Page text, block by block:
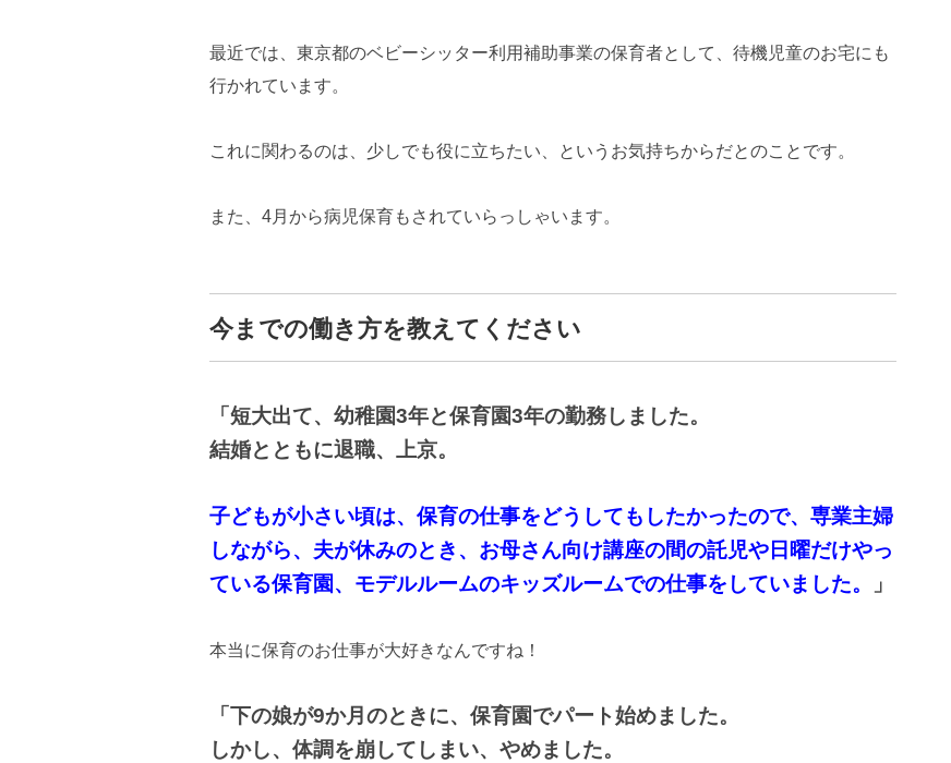
最近では、東京都のベビーシッター利用補助事業の保育者として、待機児童のお宅にも
行かれています。
これに関わるのは、少しでも役に立ちたい、というお気持ちからだとのことです。
また、4月から病児保育もされていらっしゃいます。
今までの働き方を教えてください
「短大出て、幼稚園3年と保育園3年の勤務しました。
結婚とともに退職、上京。
子どもが小さい頃は、保育の仕事をどうしてもしたかったので、専業主婦
しながら、夫が休みのとき、お母さん向け講座の間の託児や日曜だけやっ
ている保育園、モデルルームのキッズルームでの仕事をしていました。
」
本当に保育のお仕事が大好きなんですね！
「下の娘が9か月のときに、保育園でパート始めました。
しかし、体調を崩してしまい、やめました。